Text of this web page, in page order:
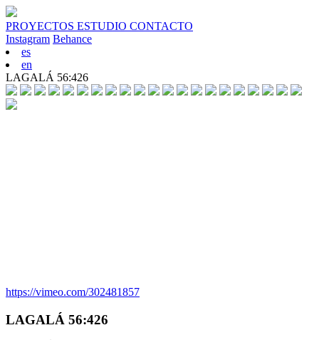
PROYECTOS ESTUDIO CONTACTO
Instagram Behance
es
en
LAGALÁ 56:426
https://vimeo.com/302481857
LAGALÁ 56:426